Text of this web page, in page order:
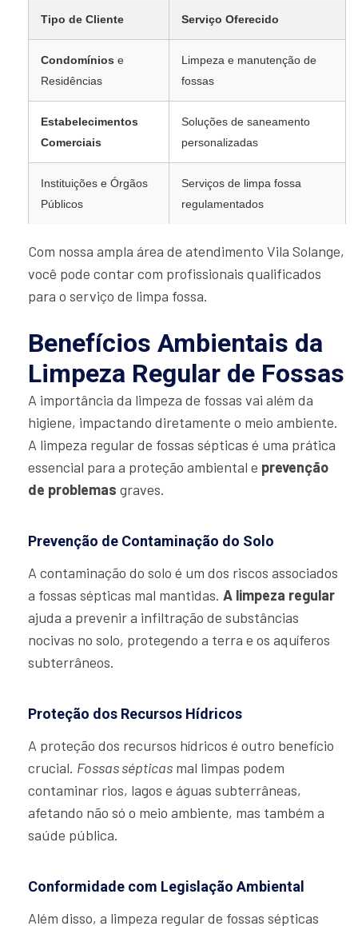
Tipo de Cliente Serviço Oferecido
Condomínios e
Residências
Limpeza e manutenção de
fossas
Estabelecimentos
Comerciais
Soluções de saneamento
personalizadas
Instituições e Órgãos
Públicos
Serviços de limpa fossa
regulamentados
Com nossa ampla área de atendimento Vila Solange,
você pode contar com profissionais qualificados
para o serviço de limpa fossa.
Benefícios Ambientais da
Limpeza Regular de Fossas
A importância da limpeza de fossas vai além da
higiene, impactando diretamente o meio ambiente.
A limpeza regular de fossas sépticas é uma prática
essencial para a proteção ambiental e prevenção
de problemas graves.
Prevenção de Contaminação do Solo
A contaminação do solo é um dos riscos associados
a fossas sépticas mal mantidas. A limpeza regular
ajuda a prevenir a infiltração de substâncias
nocivas no solo, protegendo a terra e os aquíferos
subterrâneos.
Proteção dos Recursos Hídricos
A proteção dos recursos hídricos é outro benefício
crucial. Fossas sépticas mal limpas podem
contaminar rios, lagos e águas subterrâneas,
afetando não só o meio ambiente, mas também a
saúde pública.
Conformidade com Legislação Ambiental
Além disso, a limpeza regular de fossas sépticas